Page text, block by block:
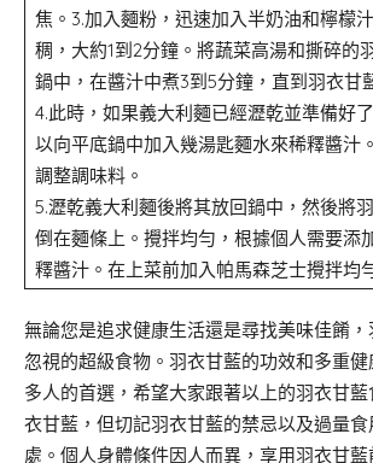
焦。3.加入麵粉，迅速加入半奶油和檸檬
稠，大約1到2分鐘。將蔬菜高湯和撕碎的
鍋中，在醬汁中煮3到5分鐘，直到羽衣甘
4.此時，如果義大利麵已經瀝乾並準備好
以向平底鍋中加入幾湯匙麵水來稀釋醬汁
調整調味料。
5.瀝乾義大利麵後將其放回鍋中，然後將
倒在麵條上。攪拌均勻，根據個人需要添
釋醬汁。在上菜前加入帕馬森芝士攪拌均
無論您是追求健康生活還是尋找美味佳餚
忽視的超級食物。羽衣甘藍的功效和多重
多人的首選，希望大家跟著以上的羽衣甘
衣甘藍，但切記羽衣甘藍的禁忌以及過量
處。個人身體條件因人而異，享用羽衣甘